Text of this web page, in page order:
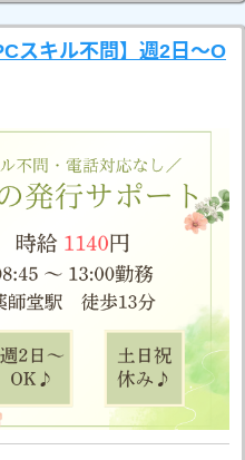
スキル不問】週2日～O